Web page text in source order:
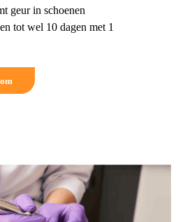
geur in schoenen
tot wel 10 dagen met 1